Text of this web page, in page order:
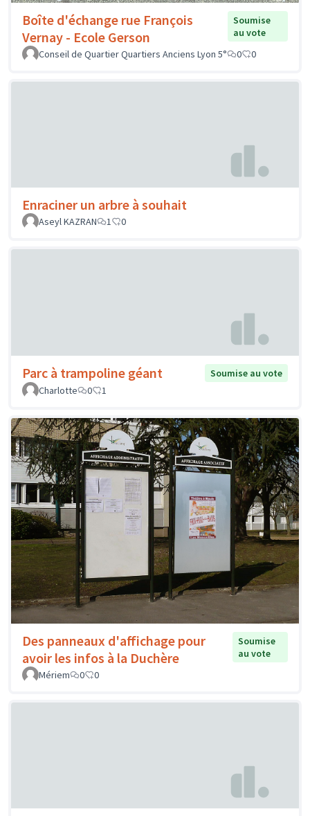
Boîte d'échange rue François
Vernay - Ecole Gerson
Soumise
au vote
Conseil de Quartier Quartiers Anciens Lyon 5°
0 0
Enraciner un arbre à souhait
Aseyl KAZRAN 1 0
Parc à trampoline géant
Soumise au vote
Charlotte
0 1
Des panneaux d'affichage pour
avoir les infos à la Duchère
Soumise
au vote
Mériem
0 0